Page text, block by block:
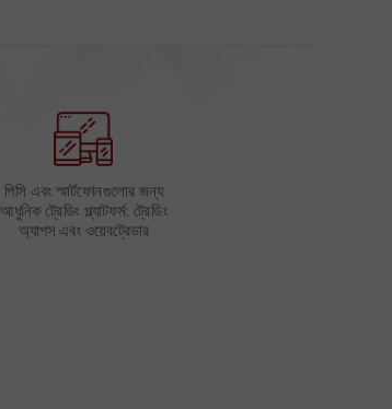
পিসি এবং স্মার্টফোনগুলোর জন্য
আধুনিক ট্রেডিং প্ল্যাটফর্ম: ট্রেডিং
অ্যাপস এবং ওয়েবট্রেডার